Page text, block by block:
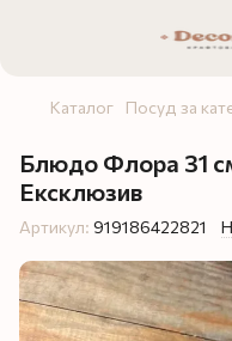
Каталог Посуд за
Блюдо Флора 31
Ексклюзив
Артикул: 919186422821